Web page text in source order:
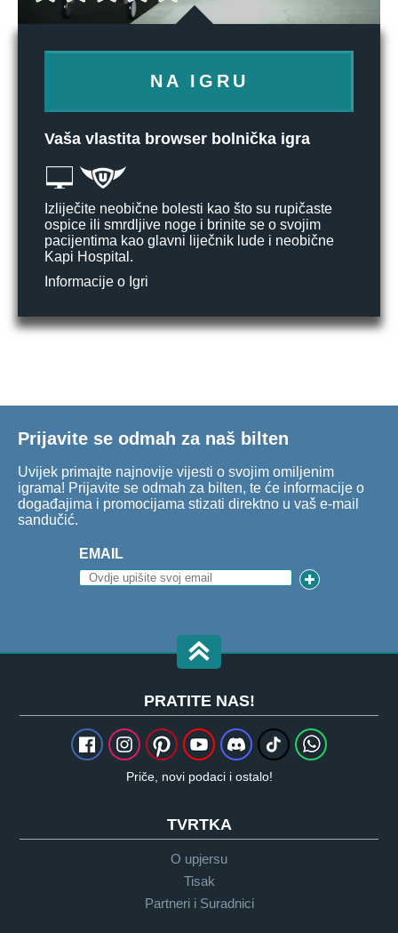
NA IGRU
Vaša vlastita browser bolnička igra
Izliječite neobične bolesti kao što su rupičaste
ospice ili smrdljive noge i brinite se o svojim
pacijentima kao glavni liječnik lude i neobične
Kapi Hospital.
Informacije o Igri
Prijavite se odmah za naš bilten
Uvijek primajte najnovije vijesti o svojim omiljenim
igrama! Prijavite se odmah za bilten, te će informacije o
događajima i promocijama stizati direktno u vaš e-mail
sandučić.
EMAIL
PRATITE NAS!
Priče, novi podaci i ostalo!
TVRTKA
O upjersu
Tisak
Partneri i Suradnici